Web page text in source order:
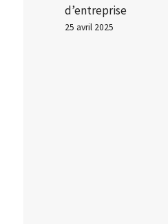
d’entreprise
25 avril 2025